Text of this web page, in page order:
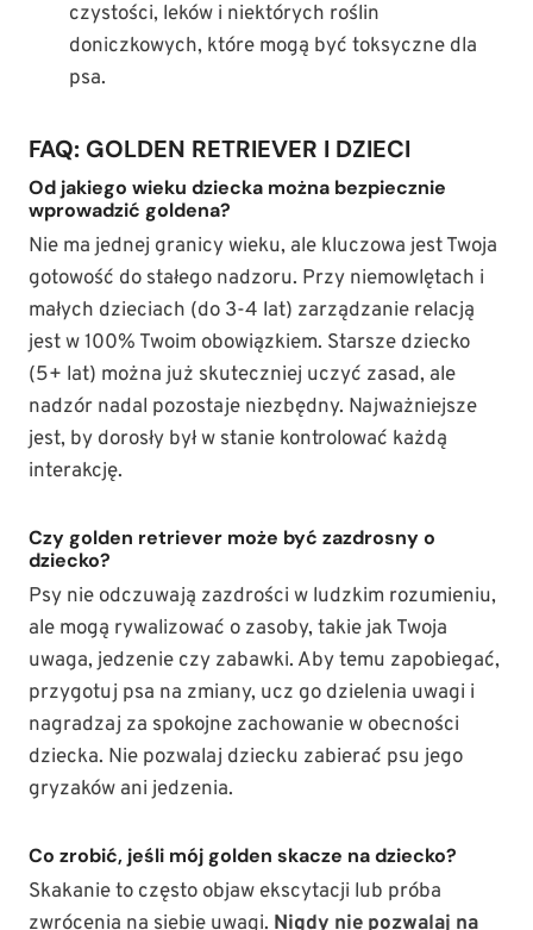
czystości, leków i niektórych roślin
doniczkowych, które mogą być toksyczne dla
psa.
FAQ: GOLDEN RETRIEVER I DZIECI
Od jakiego wieku dziecka można bezpiecznie
wprowadzić goldena?
Nie ma jednej granicy wieku, ale kluczowa jest Twoja
gotowość do stałego nadzoru. Przy niemowlętach i
małych dzieciach (do 3-4 lat) zarządzanie relacją
jest w 100% Twoim obowiązkiem. Starsze dziecko
(5+ lat) można już skuteczniej uczyć zasad, ale
nadzór nadal pozostaje niezbędny. Najważniejsze
jest, by dorosły był w stanie kontrolować każdą
interakcję.
Czy golden retriever może być zazdrosny o
dziecko?
Psy nie odczuwają zazdrości w ludzkim rozumieniu,
ale mogą rywalizować o zasoby, takie jak Twoja
uwaga, jedzenie czy zabawki. Aby temu zapobiegać,
przygotuj psa na zmiany, ucz go dzielenia uwagi i
nagradzaj za spokojne zachowanie w obecności
dziecka. Nie pozwalaj dziecku zabierać psu jego
gryzaków ani jedzenia.
Co zrobić, jeśli mój golden skacze na dziecko?
Skakanie to często objaw ekscytacji lub próba
zwrócenia na siebie uwagi. Nigdy nie pozwalaj na